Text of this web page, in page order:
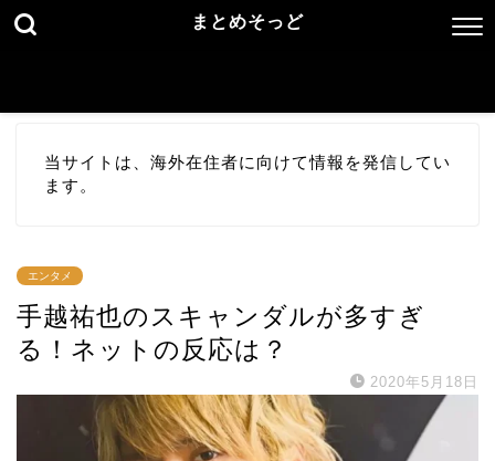
まとめそっど
当サイトは、海外在住者に向けて情報を発信してい
ます。
エンタメ
手越祐也のスキャンダルが多すぎ
る！ネットの反応は？
2020年5月18日